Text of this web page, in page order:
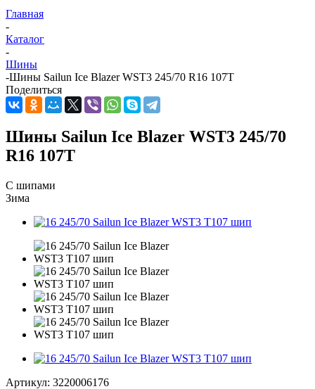
Главная
-
Каталог
-
Шины
-Шины Sailun Ice Blazer WST3 245/70 R16 107T
Поделиться
Шины Sailun Ice Blazer WST3 245/70
R16 107T
С шипами
Зима
Артикул: 3220006176